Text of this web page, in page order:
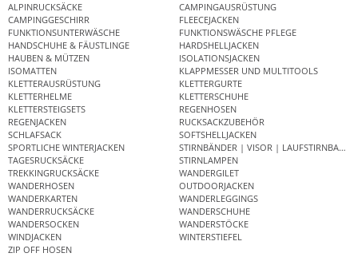
ALPINRUCKSÄCKE
CAMPINGAUSRÜSTUNG
CAMPINGGESCHIRR
FLEECEJACKEN
FUNKTIONSUNTERWÄSCHE
FUNKTIONSWÄSCHE PFLEGE
HANDSCHUHE & FÄUSTLINGE
HARDSHELLJACKEN
HAUBEN & MÜTZEN
ISOLATIONSJACKEN
ISOMATTEN
KLAPPMESSER UND MULTITOOLS
KLETTERAUSRÜSTUNG
KLETTERGURTE
KLETTERHELME
KLETTERSCHUHE
KLETTERSTEIGSETS
REGENHOSEN
REGENJACKEN
RUCKSACKZUBEHÖR
SCHLAFSACK
SOFTSHELLJACKEN
SPORTLICHE WINTERJACKEN
STIRNBÄNDER | VISOR | LAUFSTIRNBAND
TAGESRUCKSÄCKE
STIRNLAMPEN
TREKKINGRUCKSÄCKE
WANDERGILET
WANDERHOSEN
OUTDOORJACKEN
WANDERKARTEN
WANDERLEGGINGS
WANDERRUCKSÄCKE
WANDERSCHUHE
WANDERSOCKEN
WANDERSTÖCKE
WINDJACKEN
WINTERSTIEFEL
ZIP OFF HOSEN